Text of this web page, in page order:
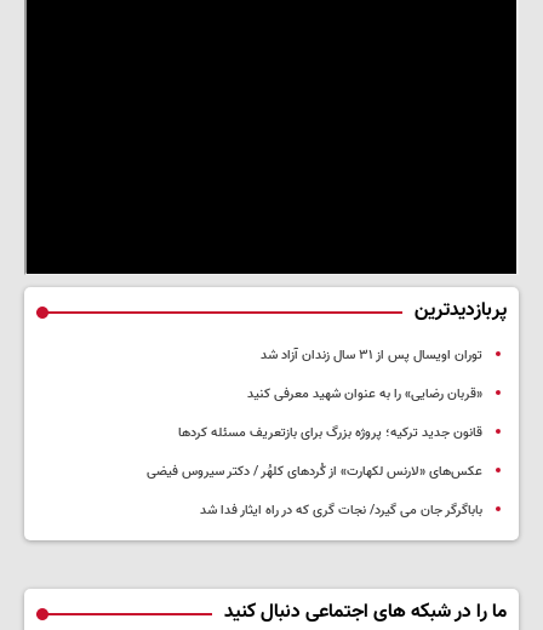
پربازدیدترین
توران اویسال پس از ۳۱ سال زندان آزاد شد
«قربان رضایی» را به عنوان شهید معرفی کنید
قانون جدید ترکیه؛ پروژه بزرگ‌ برای بازتعریف مسئله کردها
عکس‌های «لارنس لکهارت» از کُردهای کلهُر / دکتر سیروس فیضی
باباگرگر جان می گیرد/ نجات گری که در راه ایثار فدا شد
ما را در شبکه های اجتماعی دنبال کنید